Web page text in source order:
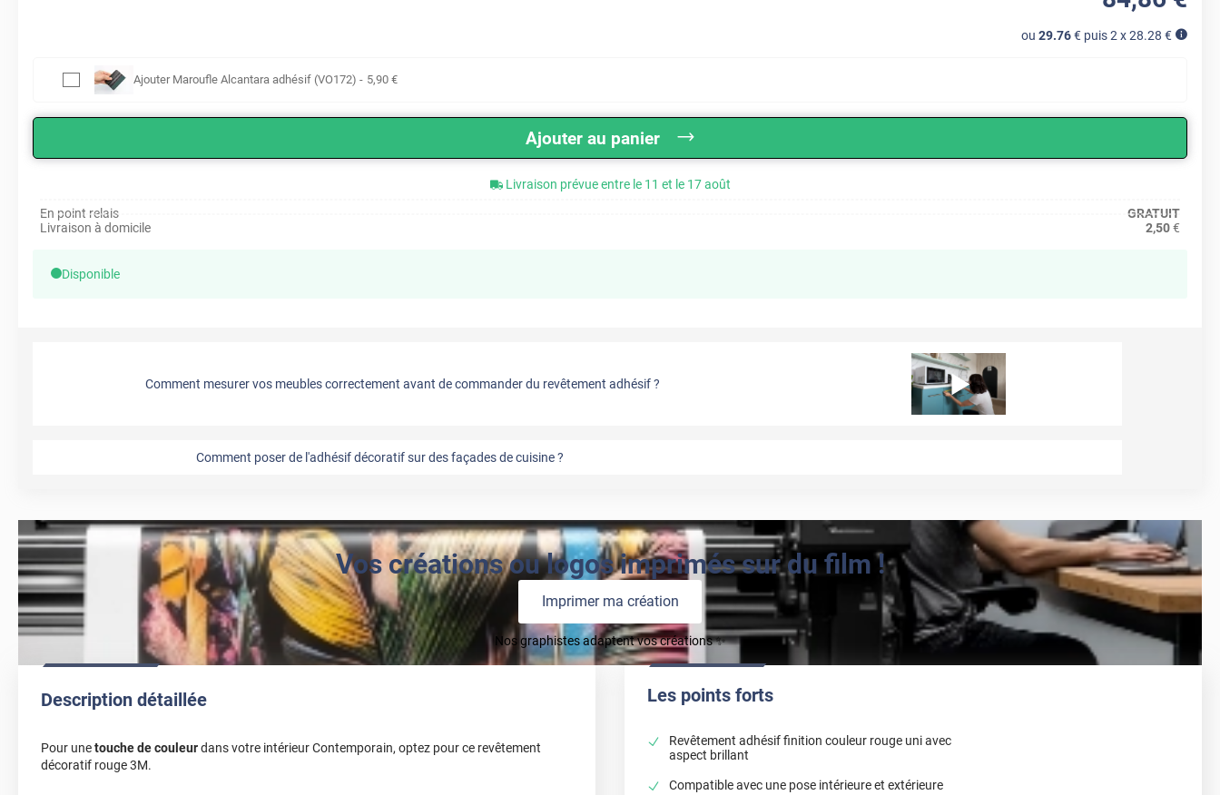
ou 29.76€ puis 2 x28.28 €
Ajouter Maroufle Alcantara adhésif (VO172) - 5,90 €
Ajouter au panier
Livraison prévue entre le 11 et le 17 août
En point relais
GRATUIT
Livraison à domicile
2,50€
Disponible
Comment mesurer vos meubles correctement avant de commander du revêtement adhésif ?
Comment poser de l'adhésif décoratif sur des façades de cuisine ?
Vos créations ou logos imprimés sur du film !
Imprimer ma création
Nos graphistes adaptent vos créations ✨
Description détaillée
Pour unetouche de couleurdans votre intérieur Contemporain, optez pour ce revêtement
décoratif rouge 3M.
Les points forts
Revêtement adhésif finition couleur rouge uni avec
aspect brillant
Compatible avec une pose intérieure et extérieure